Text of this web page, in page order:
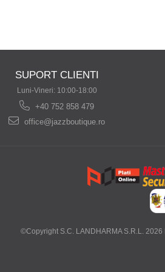
SUPORT CLIENTI
Luni-Vineri: 10:00-18:00
+40 752 858 479
office@jazzboutique.ro
©Copyright S.C. LANDHARMA S.R.L. 2026